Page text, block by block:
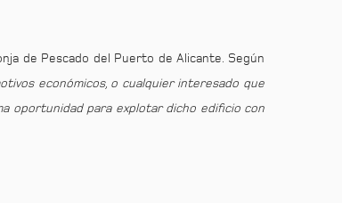
de Pescado del Puerto de Alicante. Según
económicos, o cualquier interesado que
oportunidad para explotar dicho edificio con